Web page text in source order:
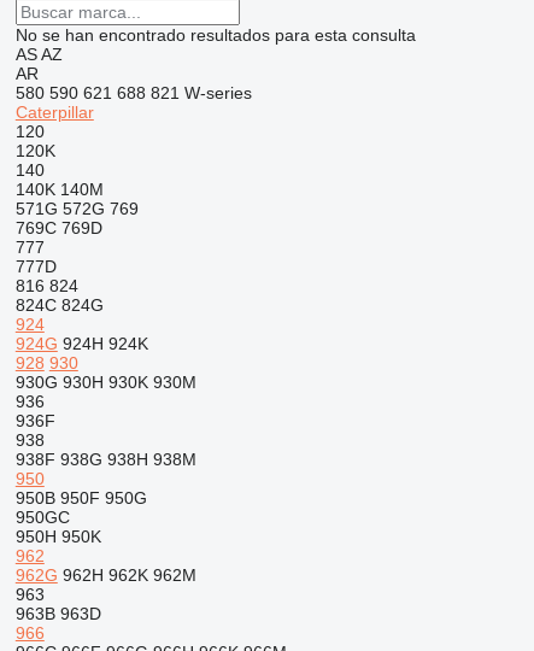
No se han encontrado resultados para esta consulta
AS AZ
AR
580 590 621 688 821 W-series
Caterpillar
120
120K
140
140K 140M
571G 572G 769
769C 769D
777
777D
816 824
824C 824G
924
924G 924H 924K
928 930
930G 930H 930K 930M
936
936F
938
938F 938G 938H 938M
950
950B 950F 950G
950GC
950H 950K
962
962G 962H 962K 962M
963
963B 963D
966